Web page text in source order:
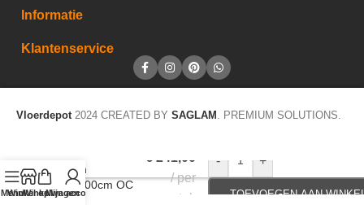
Informatie
Klantenservice
Vloerdepot 2024 CREATED BY SAGLAM . PREMIUM SOLUTIONS.
Menu
Winkel op
Winkelwagen
Mijn account
Ocean
135x200cm OC
07 Rood
€ 241,00
per
stuk
- +
TOEVOEGEN AAN